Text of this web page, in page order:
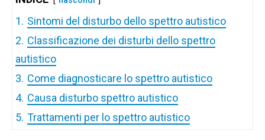
1. Sintomi del disturbo dello spettro autistico
2. Classificazione dei disturbi dello spettro
autistico
3. Come diagnosticare lo spettro autistico
4. Causa disturbo spettro autistico
5. Trattamenti per lo spettro autistico